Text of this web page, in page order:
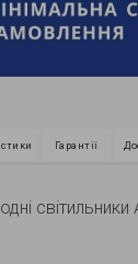
Гарантії